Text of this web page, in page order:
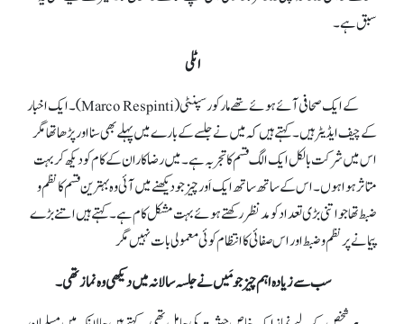
سبق ہے۔
اٹلی
کے ایک صحافی آئے ہوئے تھے مارکورسپنٹی (Marco Respinti) ۔ایک اخبار
کے چیف ایڈیٹر ہیں۔ کہتے ہیں کہ میں نے جلسےکے بارے میں پہلے بھی سنا اور پڑھا تھا مگر
اس میں شرکت بالکل ایک الگ قسم کا تجربہ ہے۔ میں رضاکاران کے کام کو دیکھ کر بہت
متاثر ہوا ہوں۔ اس کے ساتھ ساتھ ایک اَور چیز جو دیکھنے میں آئی وہ بہترین قسم کا نظم و
ضبط تھا جو اتنی بڑی تعداد کو مدنظر رکھتے ہوئے بہت مشکل کام ہے۔ کہتے ہیں اتنے بڑے
پیمانے پر نظم و ضبط اور اس صفائی کا انتظام کوئی معمولی بات نہیں مگر
سب سے زیادہ اہم چیز جو مَیں نے جلسہ سالانہ میں دیکھی وہ نماز تھی۔